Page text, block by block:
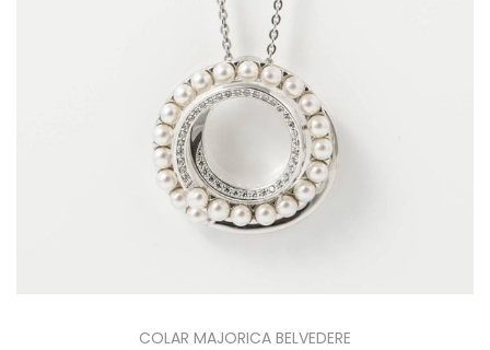
COLAR MAJORICA BELVEDERE